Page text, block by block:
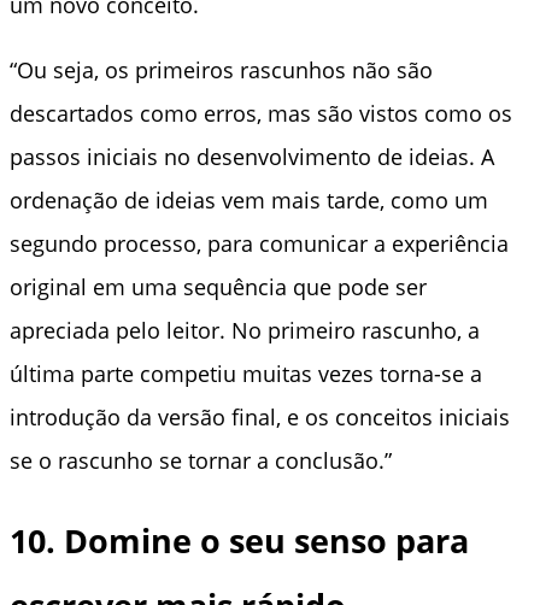
“Ou seja, os primeiros rascunhos não são
descartados como erros, mas são vistos como os
passos iniciais no desenvolvimento de ideias. A
ordenação de ideias vem mais tarde, como um
segundo processo, para comunicar a experiência
original em uma sequência que pode ser
apreciada pelo leitor. No primeiro rascunho, a
última parte competiu muitas vezes torna-se a
introdução da versão final, e os conceitos iniciais
se o rascunho se tornar a conclusão.”
10. Domine o seu senso para